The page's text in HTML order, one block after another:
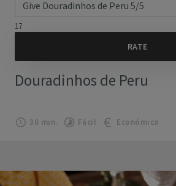
17
Douradinhos de Peru
30 min. Fácil Económico